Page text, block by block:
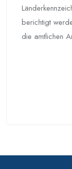
berichtigt
die amtlichen